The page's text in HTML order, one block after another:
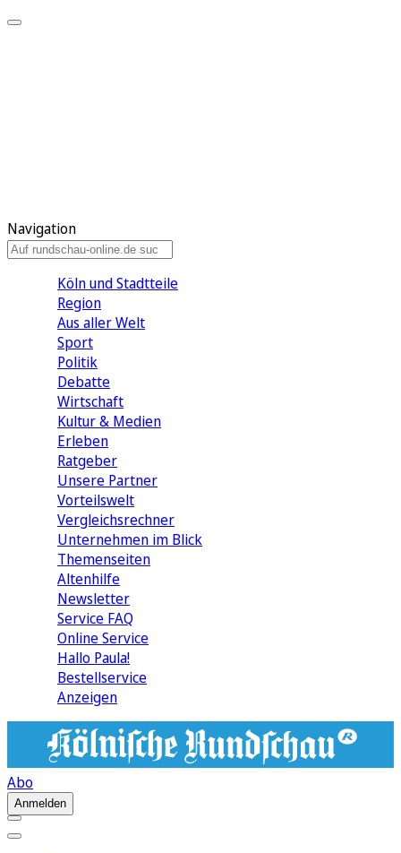
Navigation
Köln und Stadtteile
Region
Aus aller Welt
Sport
Politik
Debatte
Wirtschaft
Kultur & Medien
Erleben
Ratgeber
Unsere Partner
Vorteilswelt
Vergleichsrechner
Unternehmen im Blick
Themenseiten
Altenhilfe
Newsletter
Service FAQ
Online Service
Hallo Paula!
Bestellservice
Anzeigen
Abo
Anmelden